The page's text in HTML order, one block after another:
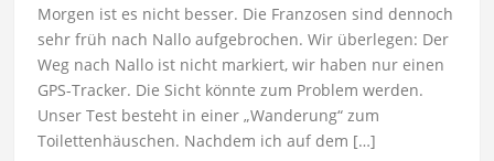
Morgen ist es nicht besser. Die Franzosen sind dennoch
sehr früh nach Nallo aufgebrochen. Wir überlegen: Der
Weg nach Nallo ist nicht markiert, wir haben nur einen
GPS-Tracker. Die Sicht könnte zum Problem werden.
Unser Test besteht in einer „Wanderung“ zum
Toilettenhäuschen. Nachdem ich auf dem […]